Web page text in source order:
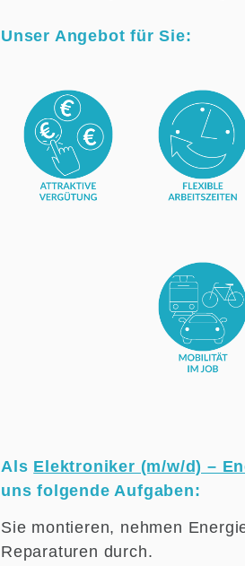
Unser Angebot für Sie:
Als Elektroniker (m/w/d) –
uns folgende Aufgaben:
Sie montieren, nehmen
Reparaturen durch.